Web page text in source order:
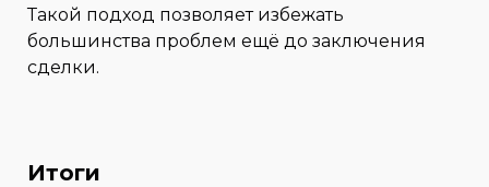
Такой подход позволяет избежать
большинства проблем ещё до заключения
сделки.
Итоги